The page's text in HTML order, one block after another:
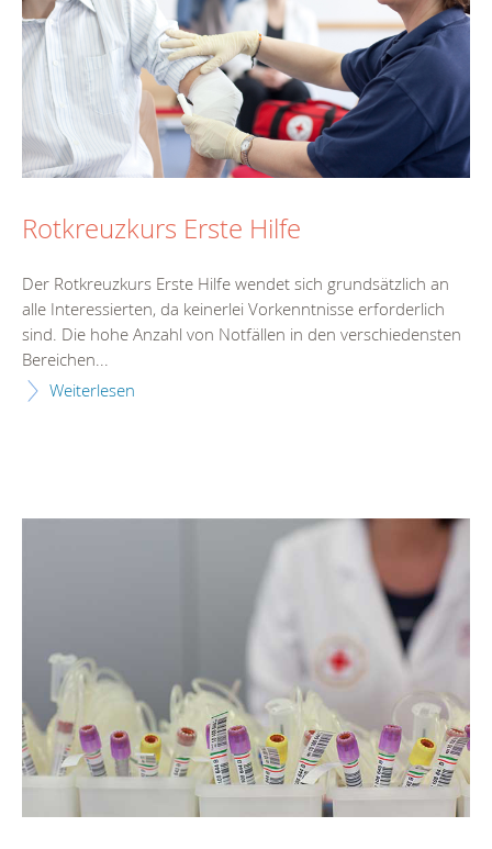
Rotkreuzkurs Erste Hilfe
Der Rotkreuzkurs Erste Hilfe wendet sich grundsätzlich an
alle Interessierten, da keinerlei Vorkenntnisse erforderlich
sind. Die hohe Anzahl von Notfällen in den verschiedensten
Bereichen...
Weiterlesen